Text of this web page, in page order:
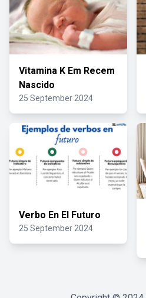
Vitamina K Em Recem
Nascido
25 September 2024
Verbo En El Futuro
25 September 2024